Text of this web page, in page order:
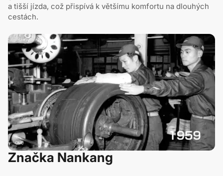
a tišší jízda, což přispívá k většímu komfortu na dlouhých
cestách.
Značka Nankang